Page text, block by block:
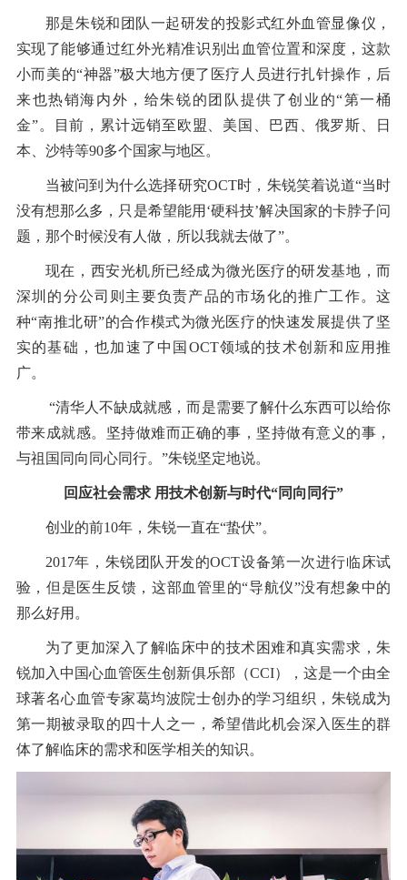
那是朱锐和团队一起研发的投影式红外血管显像仪，
实现了能够通过红外光精准识别出血管位置和深度，这款
小而美的“神器”极大地方便了医疗人员进行扎针操作，后
来也热销海内外，给朱锐的团队提供了创业的“第一桶
金”。目前，累计远销至欧盟、美国、巴西、俄罗斯、日
本、沙特等90多个国家与地区。
当被问到为什么选择研究OCT时，朱锐笑着说道“当时
没有想那么多，只是希望能用‘硬科技’解决国家的卡脖子问
题，那个时候没有人做，所以我就去做了”。
现在，西安光机所已经成为微光医疗的研发基地，而
深圳的分公司则主要负责产品的市场化的推广工作。这
种“南推北研”的合作模式为微光医疗的快速发展提供了坚
实的基础，也加速了中国OCT领域的技术创新和应用推
广。
“清华人不缺成就感，而是需要了解什么东西可以给你
带来成就感。坚持做难而正确的事，坚持做有意义的事，
与祖国同向同心同行。”朱锐坚定地说。
回应社会需求 用技术创新与时代“同向同行”
创业的前10年，朱锐一直在“蛰伏”。
2017年，朱锐团队开发的OCT设备第一次进行临床试
验，但是医生反馈，这部血管里的“导航仪”没有想象中的
那么好用。
为了更加深入了解临床中的技术困难和真实需求，朱
锐加入中国心血管医生创新俱乐部（CCI），这是一个由全
球著名心血管专家葛均波院士创办的学习组织，朱锐成为
第一期被录取的四十人之一，希望借此机会深入医生的群
体了解临床的需求和医学相关的知识。